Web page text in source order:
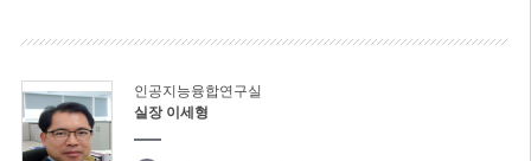
인공지능융합연구실
실장 이세형